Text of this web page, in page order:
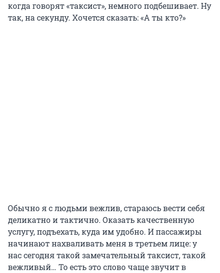
когда говорят «таксист», немного подбешивает. Ну
так, на секунду. Хочется сказать: «А ты кто?»
Обычно я с людьми вежлив, стараюсь вести себя
деликатно и тактично. Оказать качественную
услугу, подъехать, куда им удобно. И пассажиры
начинают нахваливать меня в третьем лице: у
нас сегодня такой замечательный таксист, такой
вежливый… То есть это слово чаще звучит в